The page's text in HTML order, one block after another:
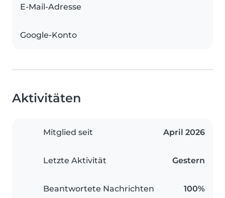
E-Mail-Adresse
Google-Konto
Aktivitäten
Mitglied seit April 2026
Letzte Aktivität Gestern
Beantwortete Nachrichten 100%